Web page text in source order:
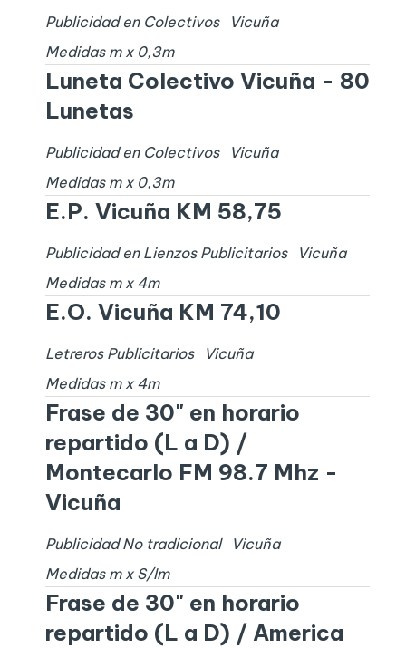
Publicidad en Colectivos
Vicuña
Medidas m x 0,3m
Luneta Colectivo Vicuña - 80
Lunetas
Publicidad en Colectivos
Vicuña
Medidas m x 0,3m
E.P. Vicuña KM 58,75
Publicidad en Lienzos Publicitarios
Vicuña
Medidas m x 4m
E.O. Vicuña KM 74,10
Letreros Publicitarios
Vicuña
Medidas m x 4m
Frase de 30" en horario
repartido (L a D) /
Montecarlo FM 98.7 Mhz -
Vicuña
Publicidad No tradicional
Vicuña
Medidas m x S/Im
Frase de 30" en horario
repartido (L a D) / America